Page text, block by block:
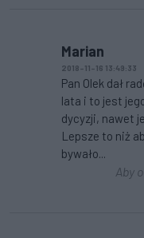
Marian
2018-11-16 13:49:33
Pan Olek dał
lata i to jest
dycyzji, nawet
Lepsze to niż
bywało...
Aby